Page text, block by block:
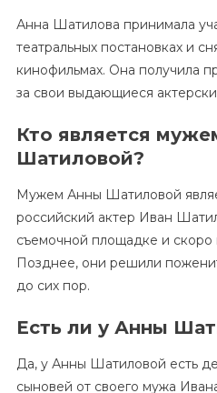
Анна Шатилова принимала
театральных постановках и
кинофильмах. Она получила
за свои выдающиеся
Кто является
Шатиловой?
Мужем Анны Шатиловой
российский актер Иван
съемочной площадке и скоро
Позднее, они решили
до сих пор.
Есть ли у Анны
Да, у Анны Шатиловой есть
сыновей от своего мужа